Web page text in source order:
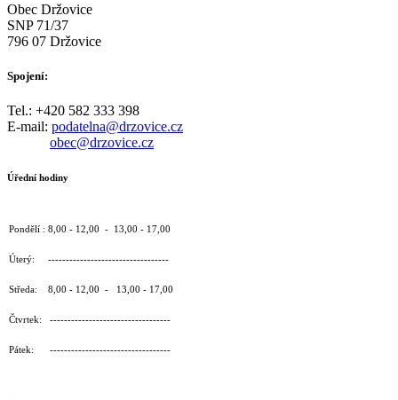
Obec Držovice
SNP 71/37
796 07 Držovice
Spojení:
Tel.: +420 582 333 398
E-mail: podatelna@drzovice.cz
obec@drzovice.cz
Úřední hodiny
Pondělí : 8,00 - 12,00 - 13,00 - 17,00
Úterý: ----------------------------------
Středa: 8,00 - 12,00 - 13,00 - 17,00
Čtvrtek: ----------------------------------
Pátek: ----------------------------------